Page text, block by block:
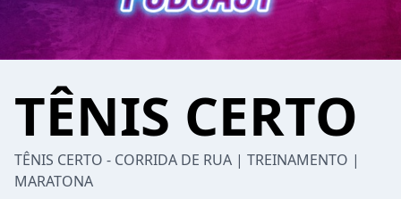
TÊNIS CERTO
TÊNIS CERTO - CORRIDA DE RUA | TREINAMENTO |
MARATONA